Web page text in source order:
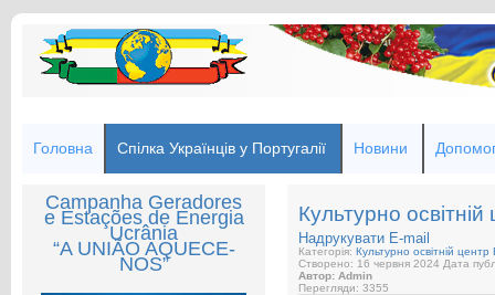
Головна Спілка Українців у Португалії Новини
Campanha Geradores
e Estações de Energia
Ucrânia
“A UNIÃO AQUECE-
NOS”
Культурно
Надрукувати E-mail
Категорія: Культурно освітній центр
Створено: 16 червня 2024 Дата
Автор: Admin
Перегляди: 3355